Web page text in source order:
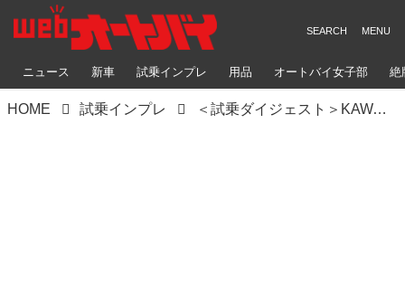
ニュース 新車 試乗インプレ 用品 オートバイ女子部 絶
HOME 試乗インプレ ＜試乗ダイジェスト＞KAWASAKI ZRX1200 DAEG（2009年）